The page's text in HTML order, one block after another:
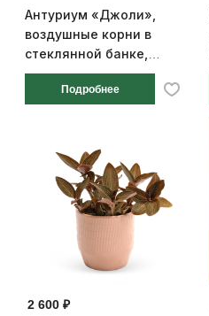
Антуриум «Джоли»,
воздушные корни в
стеклянной банке,
диаметр горшка 14 см,
высота 25 см
Подробнее
2 600 ₽